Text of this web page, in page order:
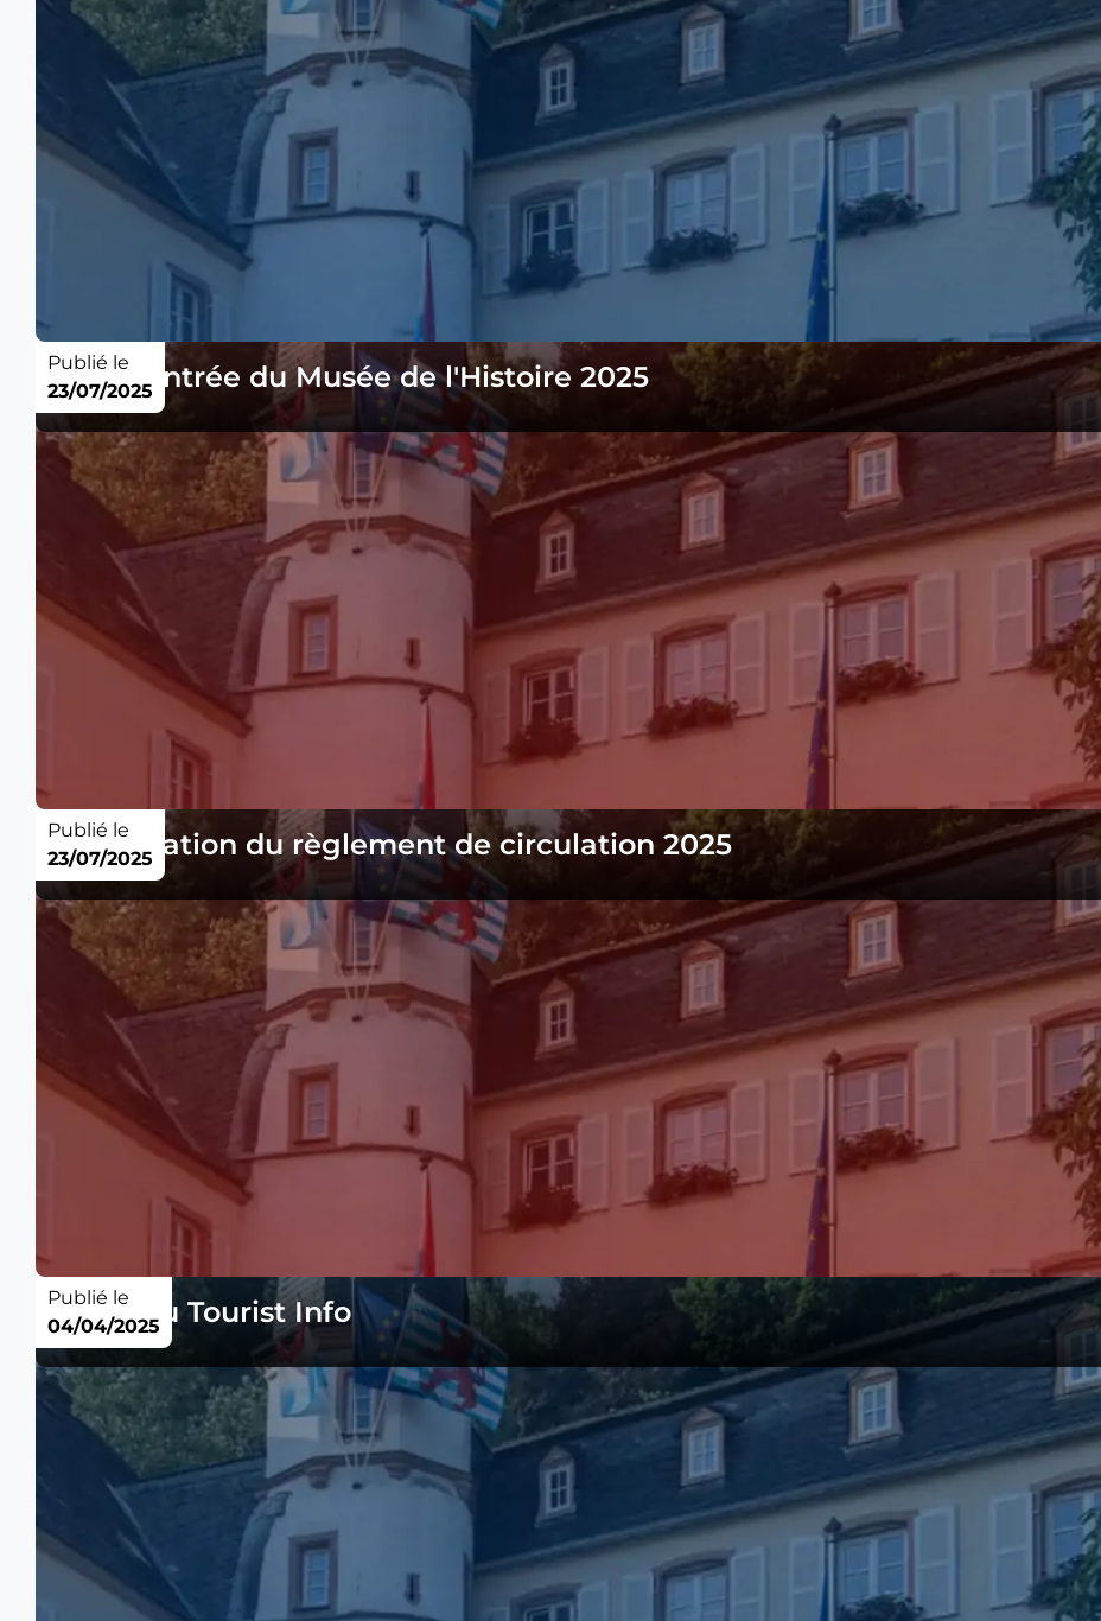
Prix d'entrée du Musée de l'Histoire 2025
Publié le
23/07/2025
Modification du règlement de circulation 2025
Publié le
23/07/2025
Tarifs du Tourist Info
Publié le
04/04/2025